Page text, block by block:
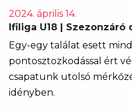
2024. április 14.
Ifiliga U18 | Szezonzáró
Egy-egy találat esett
pontosztozkodással ért
csapatunk utolsó
idényben.